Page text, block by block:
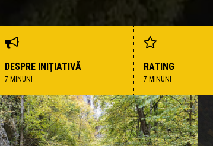
DESPRE INIȚIATIVĂ
7 MINUNI
RATING
7 MINUNI